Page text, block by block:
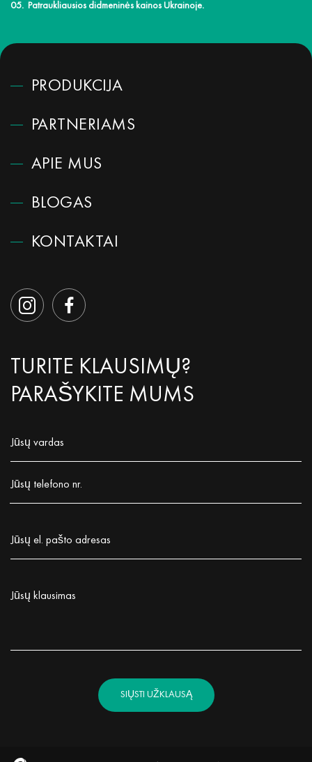
Patraukliausios didmeninės kainos Ukrainoje.
PRODUKCIJA
PARTNERIAMS
APIE MUS
BLOGAS
KONTAKTAI
TURITE KLAUSIMŲ?
PARAŠYKITE MUMS
Jūsų vardas
Jūsų telefono nr.
Jūsų el. pašto adresas
Jūsų klausimas
SIŲSTI UŽKLAUSĄ